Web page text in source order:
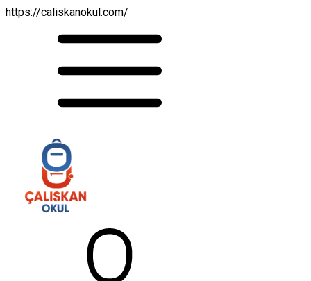
https://caliskanokul.com/